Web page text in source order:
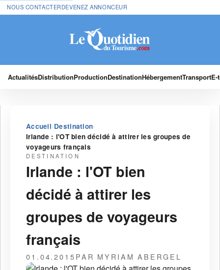
NOUS CONTACTERDEVENEZ ANNONCEUR
ActualitésDistributionProductionDestinationHébergementTransport
Accueil›Destination›
Irlande : l'OT bien décidé à attirer les groupes de
voyageurs français
DESTINATION
Irlande : l'OT bien
décidé à attirer les
groupes de voyageurs
français
01.04.2015PAR MYRIAM ABERGEL